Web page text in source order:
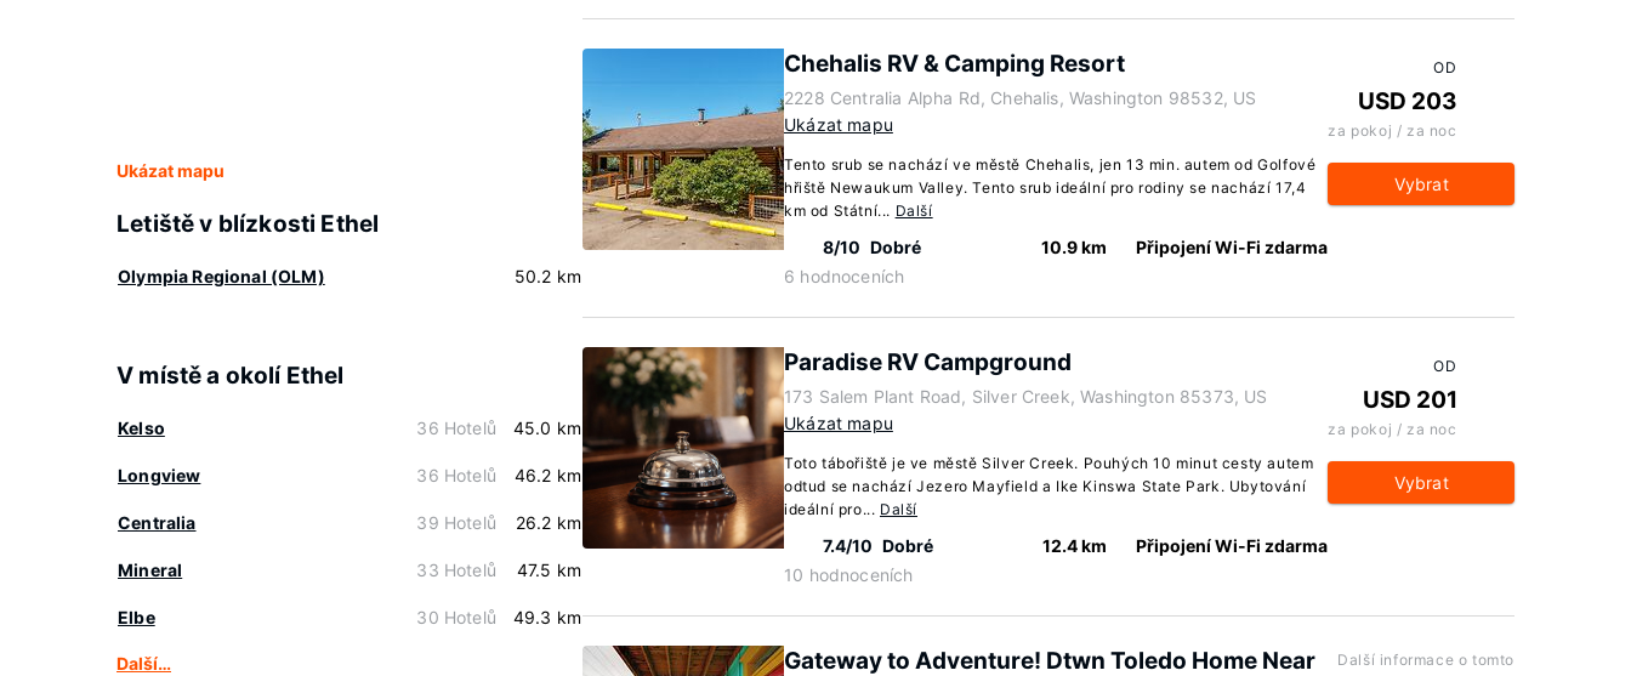
Ukázat mapu
Letiště v blízkosti Ethel
Olympia Regional (OLM) 50.2 km
V místě a okolí Ethel
Kelso 36 Hotelů 45.0 km
Longview 36 Hotelů 46.2 km
Centralia 39 Hotelů 26.2 km
Mineral 33 Hotelů 47.5 km
Elbe 30 Hotelů 49.3 km
Další…
Chehalis RV & Camping Resort
2228 Centralia Alpha Rd, Chehalis, Washington 98532, US
Ukázat mapu
Tento srub se nachází ve městě Chehalis, jen 13 min. autem od Golfové
hřiště Newaukum Valley. Tento srub ideální pro rodiny se nachází 17,4
km od Státní... Další
8/10 Dobré
6 hodnoceních
10.9 km Připojení Wi-Fi zdarma
OD
USD 203
za pokoj / za noc
Vybrat
Paradise RV Campground
173 Salem Plant Road, Silver Creek, Washington 85373, US
Ukázat mapu
Toto tábořiště je ve městě Silver Creek. Pouhých 10 minut cesty autem
odtud se nachází Jezero Mayfield a Ike Kinswa State Park. Ubytování
ideální pro... Další
7.4/10 Dobré
10 hodnoceních
12.4 km Připojení Wi-Fi zdarma
OD
USD 201
za pokoj / za noc
Vybrat
Gateway to Adventure! Dtwn Toledo Home Near
Další informace o tomto